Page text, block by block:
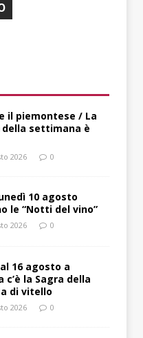
il piemontese / La
della settimana è
2026 0
10 agosto
le “Notti del vino”
2026 0
16 agosto a
c’è la Sagra della
di vitello
2026 0